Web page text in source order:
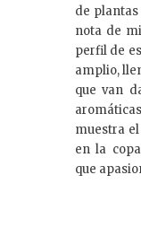
de
nota de
perfil de
amplio,
que van
muestra
en la
que